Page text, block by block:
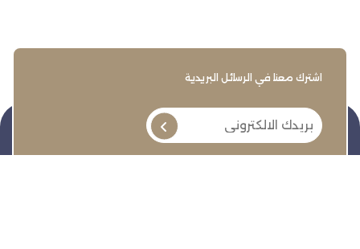
اشترك معنا في الرسائل البريدية